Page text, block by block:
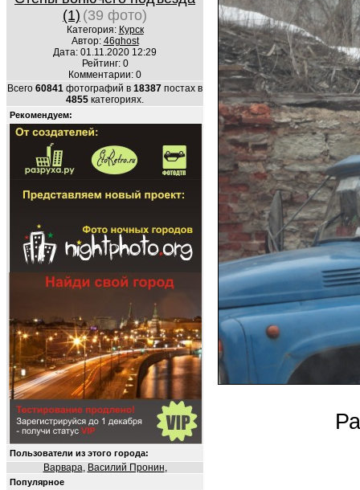
(1) (39 фото)
Категория: Курск
Автор: 46ghost
Дата: 01.11.2020 12:29
Рейтинг: 0
Комментарии: 0
Всего 60841 фотографий в 18387 постах в
4855 категориях.
Рекомендуем:
Пользователи из этого города:
Варвара, Василий Пронин,
Популярное